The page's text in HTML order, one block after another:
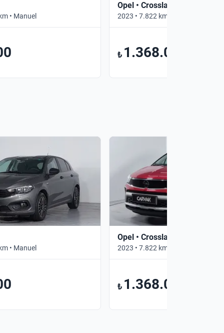
• Manuel
Opel • Crossland
2023 • 7.822 km • Otomatik
₺ 1.368.000
• Manuel
Opel • Crossland
2023 • 7.822 km • Otomatik
₺ 1.368.000